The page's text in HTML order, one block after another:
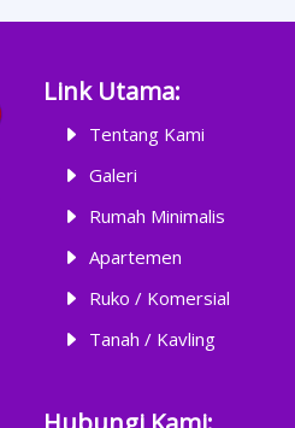
Link Utama:
Tentang Kami
Galeri
Rumah Minimalis
Apartemen
Ruko / Komersial
Tanah / Kavling